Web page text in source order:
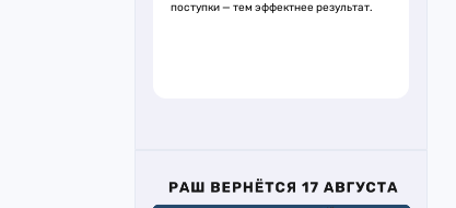
поступки — тем эффектнее результат.